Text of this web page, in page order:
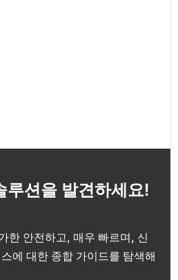
루션을 발견하세요!
한 안전하고, 매우 빠르며, 신
에 대한 종합 가이드를 탐색해